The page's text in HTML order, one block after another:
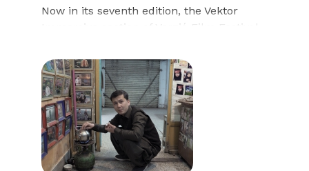
Now in its seventh edition, the Vektor
Immersive section of Verzió Film Festival
with the perceptual layers of
contemporary reality. Vol. 7 invites works
under the theme"Background Noise